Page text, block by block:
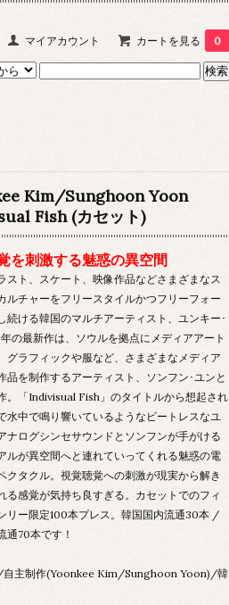
マイアカウント カートを見る 0
Kim/Sunghoon Yoon
Fish (カセット)
を刺激する魅惑の異空間
スト、スケート、映像作品などさまざまなス
ルチャーをフリースタイルかつフリーフォー
続ける韓国のマルチアーティスト、ユンキー･
の最新作は、ソウルを拠点にメディアアート
グラフィックや服など、さまざまなメディア
品を制作するアーティスト、ソンフン･ユンと
。「Indivisual Fish」のタイトルから想起され
水中で鳴り響いているようなビートレスなユ
ナログシンセサウンドとソンフンが手がける
ルが異空間へと連れていってくれる魅惑の電
クタクル。視覚聴覚への刺激が現実から解き
る感覚が気持ち良すぎる。カセットでのフィ
リー限定100本プレス。韓国国内流通30本 /
通70本です！
自主制作(Yoonkee Kim/Sunghoon Yoon)/韓